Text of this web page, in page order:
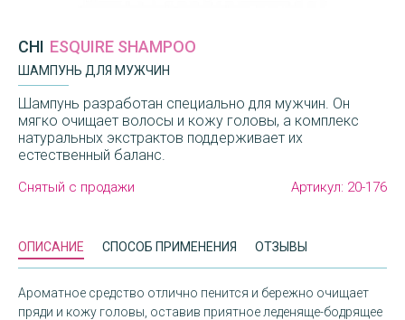
CHI ESQUIRE SHAMPOO
ШАМПУНЬ ДЛЯ МУЖЧИН
Шампунь разработан специально для мужчин. Он
мягко очищает волосы и кожу головы, а комплекс
натуральных экстрактов поддерживает их
естественный баланс.
Снятый с продажи Артикул: 20-176
ОПИСАНИЕ СПОСОБ ПРИМЕНЕНИЯ ОТЗЫВЫ
Ароматное средство отлично пенится и бережно очищает
пряди и кожу головы, оставив приятное леденяще-бодрящее